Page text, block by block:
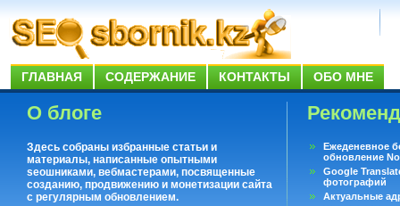
ГЛАВНАЯ СОДЕРЖАНИЕ КОНТАКТЫ ОБО МНЕ
О блоге
Здесь собраны избранные статьи и
материалы, написанные опытными
seoшниками, вебмастерами, посвященные
созданию, продвижению и монетизации сайта
с регулярным обновлением.
Ежеденевное
обновление
Google
фотографий
Актуальные